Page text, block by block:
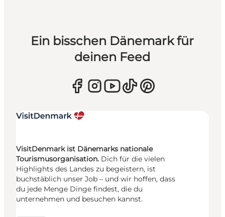
Ein bisschen Dänemark für
deinen Feed
VisitDenmark ist Dänemarks nationale
Tourismusorganisation. Dich für die vielen
Highlights des Landes zu begeistern, ist
buchstäblich unser Job – und wir hoffen, dass
du jede Menge Dinge findest, die du
unternehmen und besuchen kannst.